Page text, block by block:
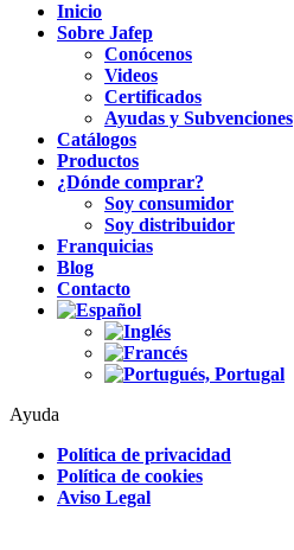
Inicio
Sobre Jafep
Conócenos
Videos
Certificados
Ayudas y Subvenciones
Catálogos
Productos
¿Dónde comprar?
Soy consumidor
Soy distribuidor
Franquicias
Blog
Contacto
Ayuda
Política de privacidad
Política de cookies
Aviso Legal